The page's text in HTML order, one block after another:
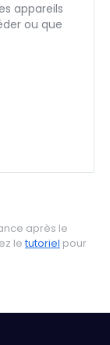
appareils
ou que
après le
letutoriel pour